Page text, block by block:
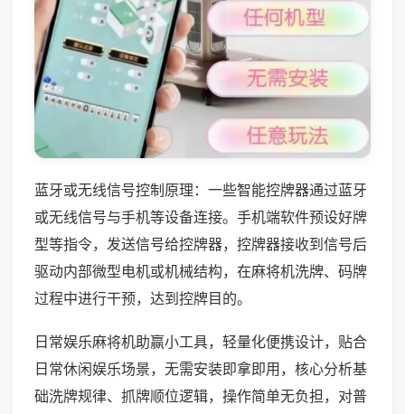
蓝牙或无线信号控制原理：一些智能控牌器通过蓝牙
或无线信号与手机等设备连接。手机端软件预设好牌
型等指令，发送信号给控牌器，控牌器接收到信号后
驱动内部微型电机或机械结构，在麻将机洗牌、码牌
过程中进行干预，达到控牌目的。
日常娱乐麻将机助赢小工具，轻量化便携设计，贴合
日常休闲娱乐场景，无需安装即拿即用，核心分析基
础洗牌规律、抓牌顺位逻辑，操作简单无负担，对普